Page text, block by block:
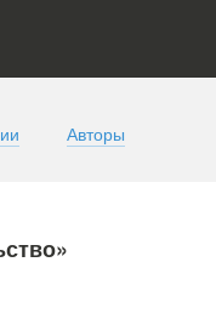
Авторы